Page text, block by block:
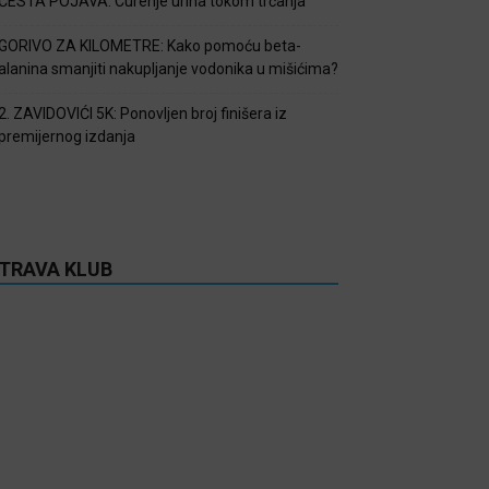
GORIVO ZA KILOMETRE: Kako pomoću beta-
alanina smanjiti nakupljanje vodonika u mišićima?
2. ZAVIDOVIĆI 5K: Ponovljen broj finišera iz
premijernog izdanja
KLUB